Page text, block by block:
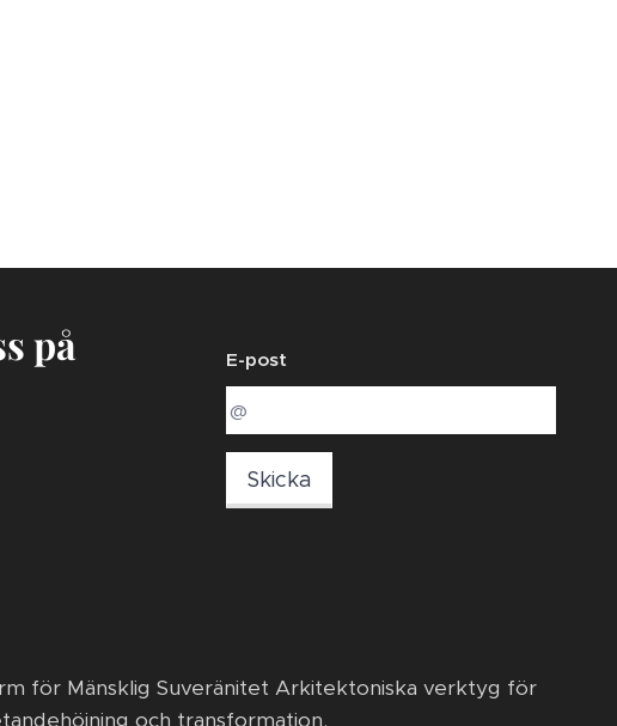
på E-post
Skicka
för Mänsklig Suveränitet Arkitektoniska verktyg för
och transformation.